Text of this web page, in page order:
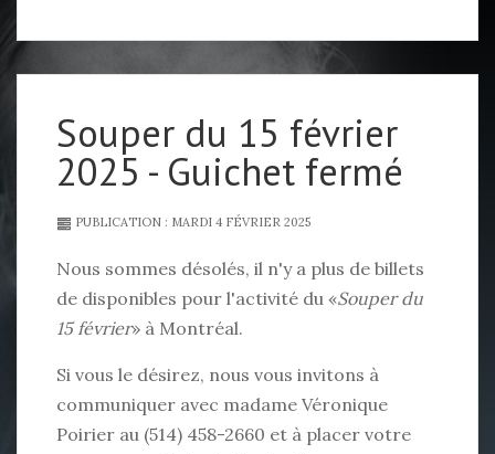
Souper du 15 février
2025 - Guichet fermé
PUBLICATION : MARDI 4 FÉVRIER 2025
Nous sommes désolés, il n'y a plus de billets
de disponibles pour l'activité du «Souper du
15 février» à Montréal.
Si vous le désirez, nous vous invitons à
communiquer avec madame Véronique
Poirier au (514) 458-2660 et à placer votre